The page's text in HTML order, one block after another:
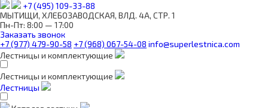
+7 (495) 109-33-88
МЫТИЩИ, ХЛЕБОЗАВОДСКАЯ, ВЛД. 4А, СТР. 1
Пн-Пт: 8:00 — 17:00
Заказать звонок
+7 (977) 479-90-58 +7 (968) 067-54-08 info@superlestnica.com
Лестницы и комплектующие
Лестницы и комплектующие
Лестницы